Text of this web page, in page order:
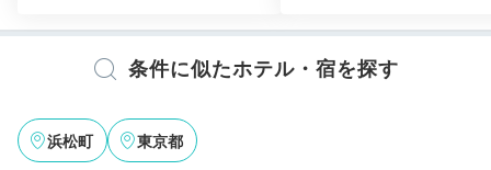
条件に似たホテル・宿を探す
浜松町 東京都